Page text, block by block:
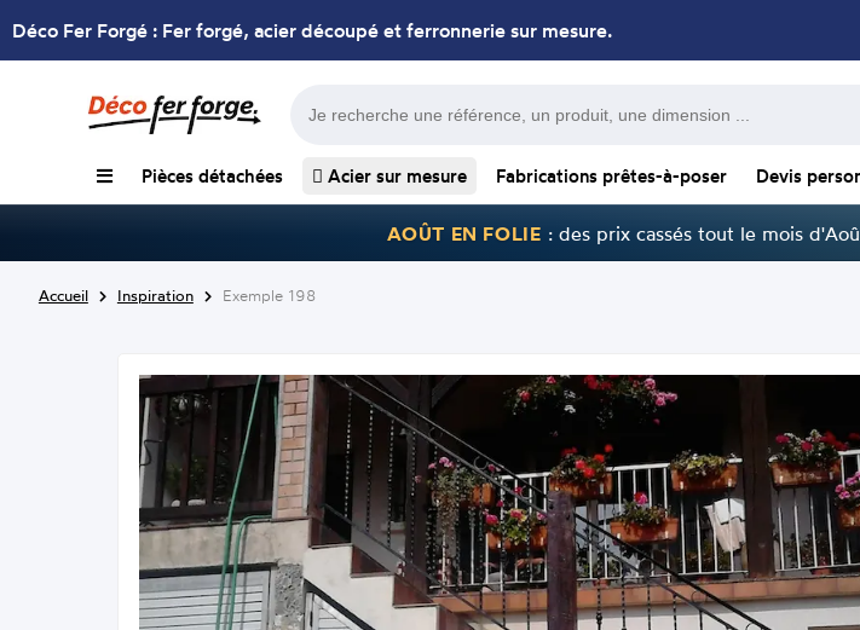
Déco Fer Forgé : Fer forgé, acier découpé et ferronnerie sur mesure.
Pièces détachées Acier sur mesure Fabrications prêtes-à-poser Devis
AOÛT EN FOLIE : des prix cassés tout le mois
Accueil Inspiration Exemple 198